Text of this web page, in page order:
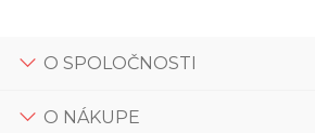
O SPOLOČNOSTI
O NÁKUPE